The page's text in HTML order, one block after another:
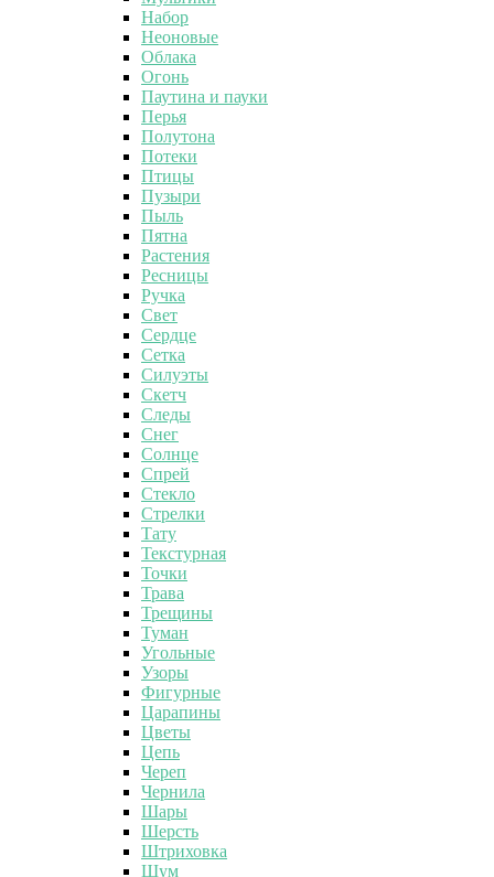
Набор
Неоновые
Облака
Огонь
Паутина и пауки
Перья
Полутона
Потеки
Птицы
Пузыри
Пыль
Пятна
Растения
Ресницы
Ручка
Свет
Сердце
Сетка
Силуэты
Скетч
Следы
Снег
Солнце
Спрей
Стекло
Стрелки
Тату
Текстурная
Точки
Трава
Трещины
Туман
Угольные
Узоры
Фигурные
Царапины
Цветы
Цепь
Череп
Чернила
Шары
Шерсть
Штриховка
Шум